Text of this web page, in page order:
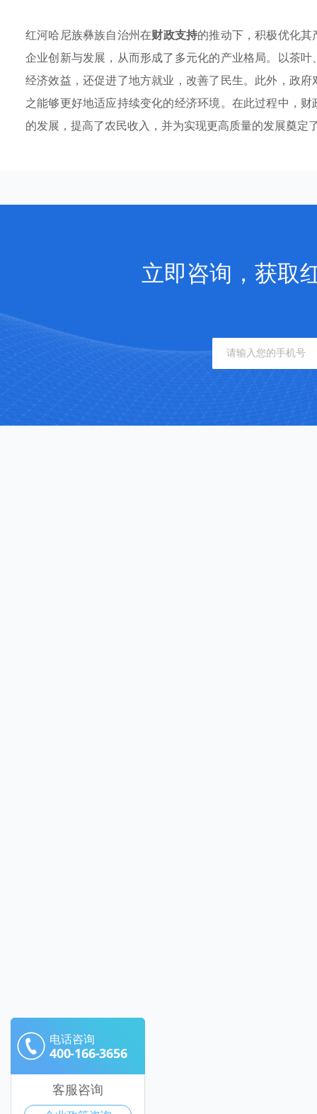
红河哈尼族彝族自治州在财政支持的推动下，积极优化
企业创新与发展，从而形成了多元化的产业格局。以茶
经济效益，还促进了地方就业，改善了民生。此外，政府
之能够更好地适应持续变化的经济环境。在此过程中，
的发展，提高了农民收入，并为实现更高质量的发展奠定
电话咨询
400-166-3656
客服咨询
立即咨询，获取